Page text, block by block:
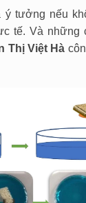
ý tưởng nếu
tế. Và những
Thị Việt Hà